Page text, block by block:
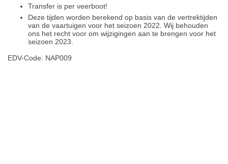
Transfer is per veerboot!
Deze tijden worden berekend op basis van de vertrektijden
van de vaartuigen voor het seizoen 2022. Wij behouden
ons het recht voor om wijzigingen aan te brengen voor het
seizoen 2023.
EDV-Code: NAP009